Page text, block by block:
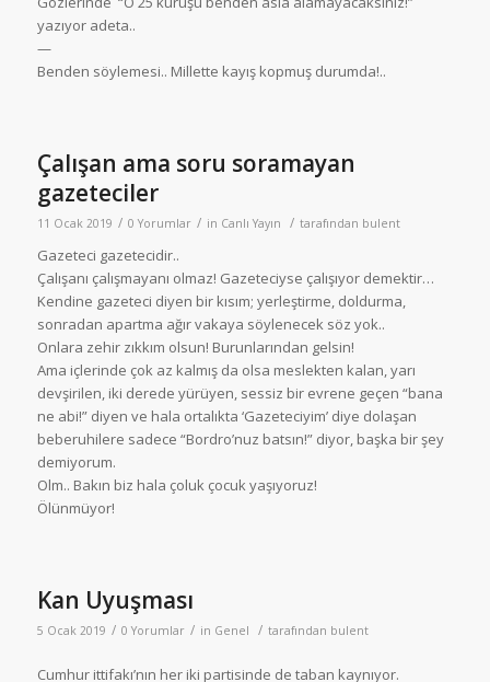
yazıyor adeta..
—
Benden söylemesi.. Millette kayış kopmuş durumda!..
Çalışan ama soru soramayan
gazeteciler
11 Ocak 2019 / 0 Yorumlar / in Canlı Yayın / tarafından bulent
Gazeteci gazetecidir..
Çalışanı çalışmayanı olmaz! Gazeteciyse çalışıyor demektir…
Kendine gazeteci diyen bir kısım; yerleştirme, doldurma,
sonradan apartma ağır vakaya söylenecek söz yok..
Onlara zehir zıkkım olsun! Burunlarından gelsin!
Ama içlerinde çok az kalmış da olsa meslekten kalan, yarı
devşirilen, iki derede yürüyen, sessiz bir evrene geçen “bana
ne abi!” diyen ve hala ortalıkta ‘Gazeteciyim’ diye dolaşan
beberuhilere sadece “Bordro’nuz batsın!” diyor, başka bir şey
demiyorum.
Olm.. Bakın biz hala çoluk çocuk yaşıyoruz!
Ölünmüyor!
Kan Uyuşması
5 Ocak 2019 / 0 Yorumlar / in Genel / tarafından bulent
Cumhur ittifakı’nın her iki partisinde de taban kaynıyor.